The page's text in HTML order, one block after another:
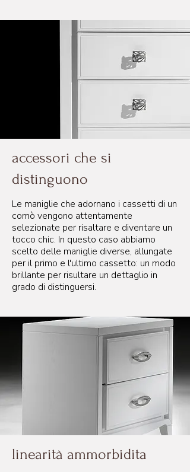
accessori che si
distinguono
Le maniglie che adornano i cassetti di un
comò vengono attentamente
selezionate per risaltare e diventare un
tocco chic. In questo caso abbiamo
scelto delle maniglie diverse, allungate
per il primo e l'ultimo cassetto: un modo
brillante per risultare un dettaglio in
grado di distinguersi.
linearità ammorbidita